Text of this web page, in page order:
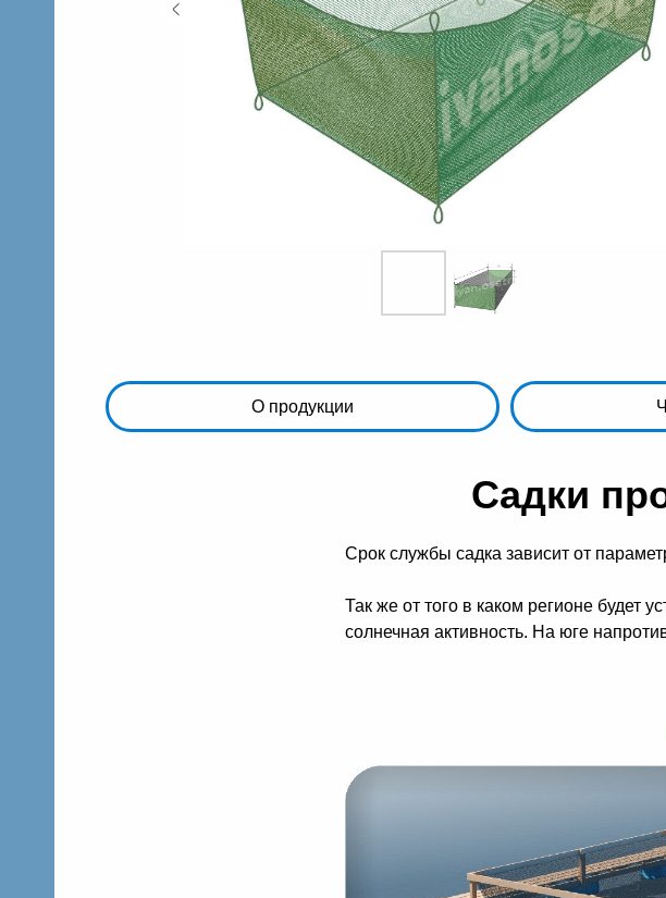
О продукции
Садки
Срок службы садка зависит от
Так же от того в каком регионе будет
солнечная активность. На юге